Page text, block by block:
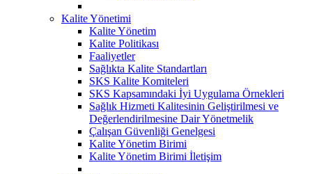
Kalite Yönetimi
Kalite Yönetim
Kalite Politikası
Faaliyetler
Sağlıkta Kalite Standartları
SKS Kalite Komiteleri
SKS Kapsamındaki İyi Uygulama Örnekleri
Sağlık Hizmeti Kalitesinin Geliştirilmesi ve
Değerlendirilmesine Dair Yönetmelik
Çalışan Güvenliği Genelgesi
Kalite Yönetim Birimi
Kalite Yönetim Birimi İletişim